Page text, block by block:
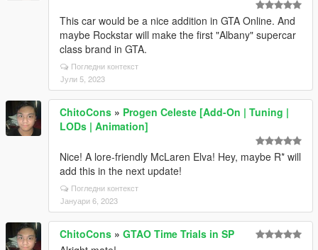
This car would be a nice addition in GTA Online. And
maybe Rockstar will make the first "Albany" supercar
class brand in GTA.
Погледни контекст
Јули 5, 2023
ChitoCons » Progen Celeste [Add-On | Tuning |
LODs | Animation]
Nice! A lore-friendly McLaren Elva! Hey, maybe R* will
add this in the next update!
Погледни контекст
Јануари 6, 2023
ChitoCons » GTAO Time Trials in SP